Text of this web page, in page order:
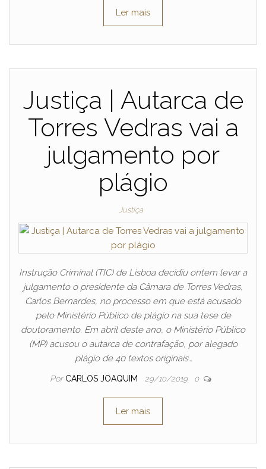
Ler mais
Justiça | Autarca de
Torres Vedras vai a
julgamento por
plágio
Justiça
Instrução Criminal (TIC) de Lisboa decidiu ontem levar a
julgamento o presidente da Câmara de Torres Vedras,
Carlos Bernardes, no processo em que está acusado
pelo Ministério Público de plágio na sua tese de
doutoramento. Em abril deste ano, o Ministério Público
(MP) acusou o autarca de contrafação, por alegado
plágio de 40 textos originais…
Por CARLOS JOAQUIM 29/10/2019 0
Ler mais